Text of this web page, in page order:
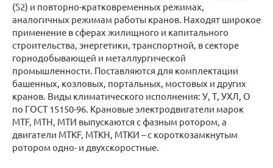
(S2) и повторно-кратковременных режимах,
аналогичных режимам работы кранов. Находят широкое
применение в сферах жилищного и капитального
строительства, энергетики, транспортной, в секторе
горнодобывающей и металлургической
промышленности. Поставляются для комплектации
башенных, козловых, портальных, мостовых и других
кранов. Виды климатического исполнения: У, Т, УХЛ, О
по ГОСТ 15150-96. Крановые электродвигатели марок
MTF, MTH, МТИ выпускаются с фазным ротором, а
двигатели MTKF, MTKH, МТКИ – с короткозамкнутым
ротором одно- и двухскоростные.